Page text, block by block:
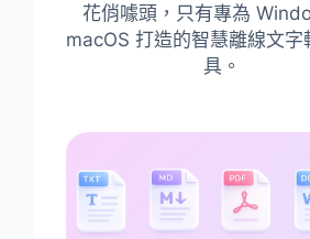
花俏噱頭，只有專為
macOS 打造的智慧離線文字
具。